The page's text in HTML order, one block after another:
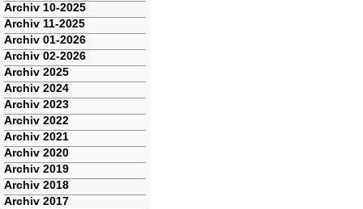
Archiv 10-2025
Archiv 11-2025
Archiv 01-2026
Archiv 02-2026
Archiv 2025
Archiv 2024
Archiv 2023
Archiv 2022
Archiv 2021
Archiv 2020
Archiv 2019
Archiv 2018
Archiv 2017